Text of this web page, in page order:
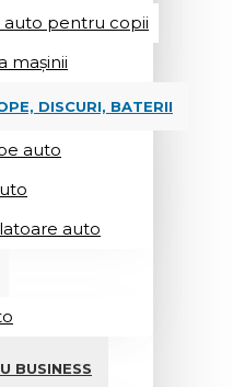
auto pentru copii
mașinii
DISCURI, BATERII
auto
auto
BUSINESS